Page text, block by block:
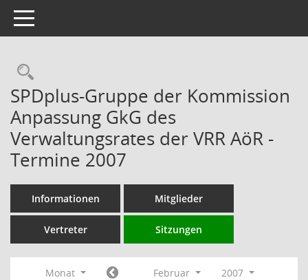
Toggle navigation
Rechercheauswahl
SPDplus-Gruppe der Kommission
Anpassung GkG des
Verwaltungsrates der VRR AöR -
Termine 2007
Informationen Mitglieder
Vertreter Sitzungen
Monat Februar
2007